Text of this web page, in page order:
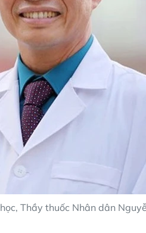
Thầy thuốc Nhân dân